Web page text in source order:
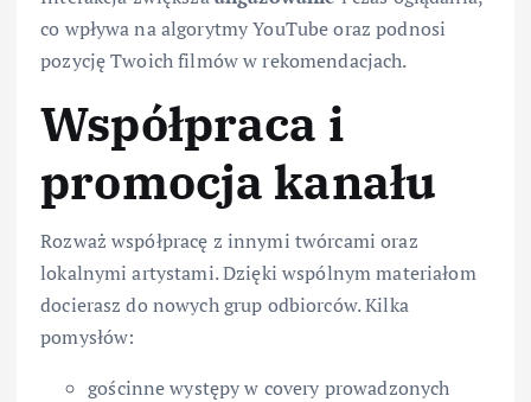
co wpływa na algorytmy YouTube oraz podnosi
pozycję Twoich filmów w rekomendacjach.
Współpraca i
promocja kanału
Rozważ współpracę z innymi twórcami oraz
lokalnymi artystami. Dzięki wspólnym materiałom
docierasz do nowych grup odbiorców. Kilka
pomysłów:
gościnne występy w covery prowadzonych